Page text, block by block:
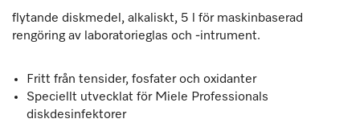
flytande diskmedel, alkaliskt, 5 l för maskinbaserad
rengöring av laboratorieglas och -intrument.
Fritt från tensider, fosfater och oxidanter
Speciellt utvecklat för Miele Professionals
diskdesinfektorer